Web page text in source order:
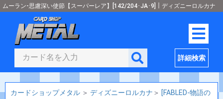
ムーラン-思慮深い使節【スーパーレア】[142/204･JA･9]｜ディズニーロルカナ
詳細検索
カードショップメタル ＞ ディズニーロルカナ ＞ [FABLED-物語の